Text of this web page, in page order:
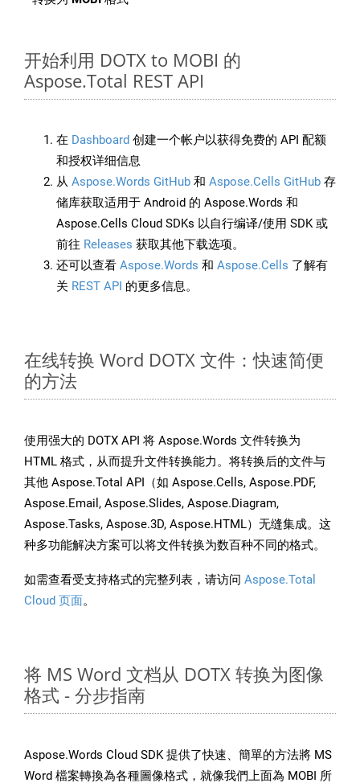
开始利用 DOTX to MOBI 的
Aspose.Total REST API
在 Dashboard 创建一个帐户以获得免费的 API 配额
和授权详细信息
从 Aspose.Words GitHub 和 Aspose.Cells GitHub 存
储库获取适用于 Android 的 Aspose.Words 和
Aspose.Cells Cloud SDKs 以自行编译/使用 SDK 或
前往 Releases 获取其他下载选项。
还可以查看 Aspose.Words 和 Aspose.Cells 了解有
关 REST API 的更多信息。
在线转换 Word DOTX 文件：快速简便
的方法
使用强大的 DOTX API 将 Aspose.Words 文件转换为
HTML 格式，从而提升文件转换能力。将转换后的文件与
其他 Aspose.Total API（如 Aspose.Cells, Aspose.PDF,
Aspose.Email, Aspose.Slides, Aspose.Diagram,
Aspose.Tasks, Aspose.3D, Aspose.HTML）无缝集成。这
种多功能解决方案可以将文件转换为数百种不同的格式。
如需查看受支持格式的完整列表，请访问 Aspose.Total
Cloud 页面。
将 MS Word 文档从 DOTX 转换为图像
格式 - 分步指南
Aspose.Words Cloud SDK 提供了快速、簡單的方法將 MS
Word 檔案轉換為各種圖像格式，就像我們上面為 MOBI 所